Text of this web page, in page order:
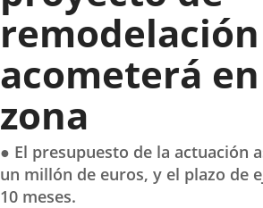
acometerá
zona
● El presupuesto de la actuación
un millón de euros, y el plazo de
10 meses.